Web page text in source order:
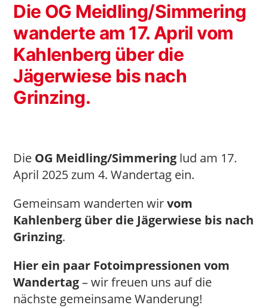
Die OG Meidling/Simmering
wanderte am 17. April vom
Kahlenberg über die
Jägerwiese bis nach
Grinzing.
Die OG Meidling/Simmering lud am 17.
April 2025 zum 4. Wandertag ein.
Gemeinsam wanderten wirvom
Kahlenberg über die Jägerwiese bis nach
Grinzing.
Hier ein paar Fotoimpressionen vom
Wandertag– wir freuen uns auf die
nächste gemeinsame Wanderung!